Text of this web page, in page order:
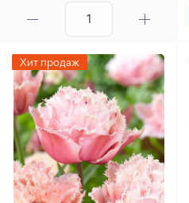
Хит продаж